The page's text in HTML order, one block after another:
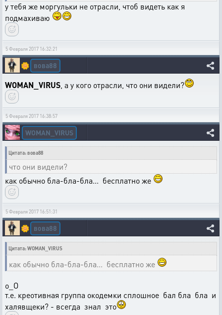
у тебя же моргульки не отрасли, чтоб видеть как я
подмахиваю
5 Февраля 2017 16:32:21
🌼 вова88
WOMAN_VIRUS , а у кого отрасли, что они видели?
5 Февраля 2017 16:38:57
WOMAN_VIRUS
Цитата: вова88
что они видели?
как обычно бла-бла-бла... бесплатно же
5 Февраля 2017 16:51:31
🌼 вова88
Цитата: WOMAN_VIRUS
как обычно бла-бла-бла... бесплатно же
о_О
т.е. креотивная группа окодемки сплошное бал бла бла и
халявщеки? - всегда знал это